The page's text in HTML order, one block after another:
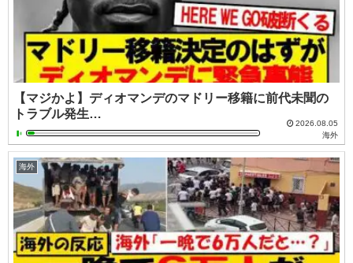
【マジかよ】ディオマンデのマドリー移籍に前代未聞の
トラブル発生…
2026.08.05
海外
海外